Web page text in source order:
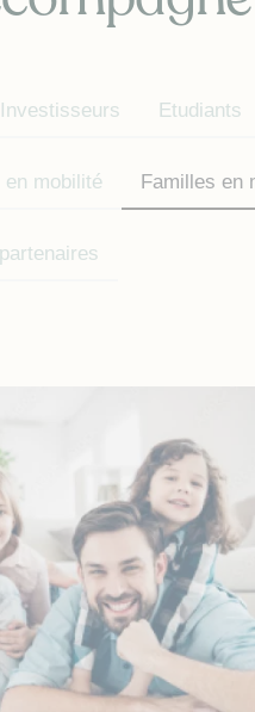
Etudiants
en mobilité Familles en